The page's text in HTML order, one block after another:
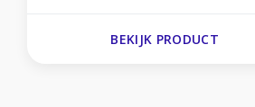
BEKIJK PRODUCT